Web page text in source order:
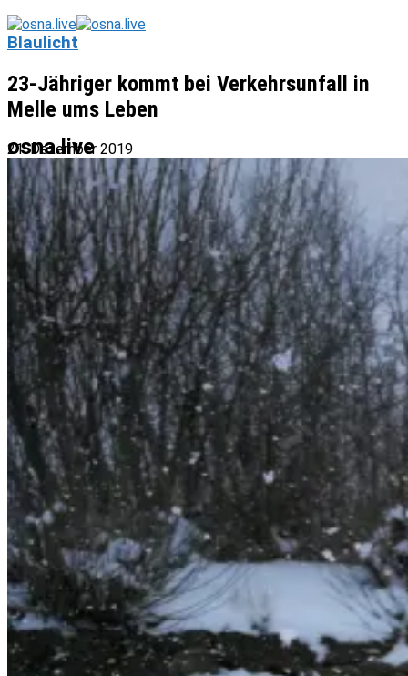
osna.live
Blaulicht
23-Jähriger kommt bei Verkehrsunfall in
Melle ums Leben
21. Dezember 2019